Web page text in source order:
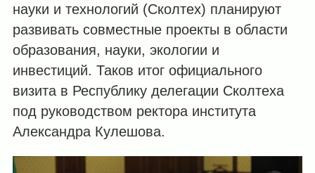
науки и технологий (Сколтех) планируют
развивать совместные проекты в области
образования, науки, экологии и
инвестиций. Таков итог официального
визита в Республику делегации Сколтеха
под руководством ректора института
Александра Кулешова.